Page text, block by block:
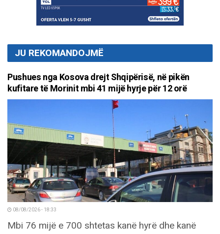
JU REKOMANDOJMË
Pushues nga Kosova drejt Shqipërisë, në pikën
kufitare të Morinit mbi 41 mijë hyrje për 12 orë
08/08/2026 - 18:33
Mbi 76 mijë e 700 shtetas kanë hyrë dhe kanë